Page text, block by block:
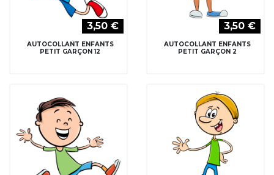
3,50 €
AUTOCOLLANT ENFANTS
PETIT GARÇON 12
3,50 €
AUTOCOLLANT ENFANTS
PETIT GARÇON 2